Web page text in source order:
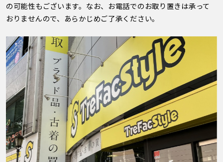
の可能性もございます。なお、お電話でのお取り置きは承って
おりませんので、あらかじめご了承ください。